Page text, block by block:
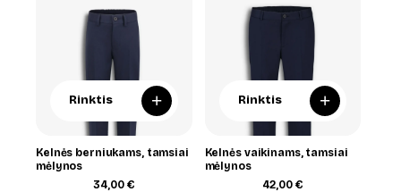
Rinktis +
Kelnės berniukams, tamsiai
mėlynos
34,00 €
Rinktis +
Kelnės vaikinams, tamsiai
mėlynos
42,00 €